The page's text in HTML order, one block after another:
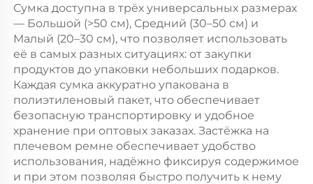
Сумка доступна в трёх универсальных размерах
— Большой (>50 см), Средний (30–50 см) и
Малый (20–30 см), что позволяет использовать
её в самых разных ситуациях: от закупки
продуктов до упаковки небольших подарков.
Каждая сумка аккуратно упакована в
полиэтиленовый пакет, что обеспечивает
безопасную транспортировку и удобное
хранение при оптовых заказах. Застёжка на
плечевом ремне обеспечивает удобство
использования, надёжно фиксируя содержимое
и при этом позволяя быстро получить к нему